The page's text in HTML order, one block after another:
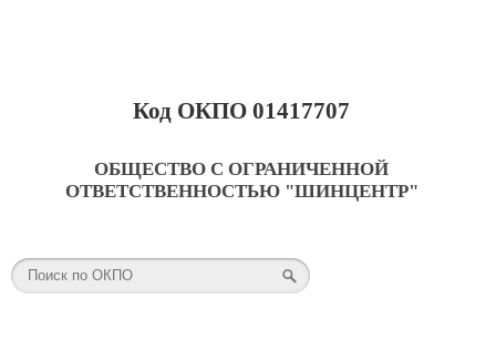
Код ОКПО 01417707
ОБЩЕСТВО С ОГРАНИЧЕННОЙ
ОТВЕТСТВЕННОСТЬЮ "ШИНЦЕНТР"